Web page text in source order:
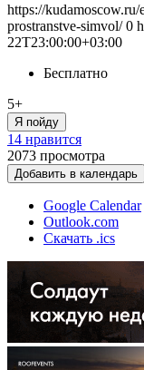
https://
prostranstve-simvol/ 0
22T23:00:00+03:00
Бесплатно
5+
Я пойду
14 нравится
2073 просмотра
Добавить в календарь
Google Calendar
Outlook.com
Скачать .ics